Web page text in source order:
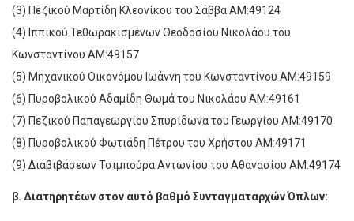
(3) Πεζικού Μαρτίδη Κλεονίκου του Σάββα ΑΜ:49124
(4) Ιππικού Τεθωρακισμένων Θεοδοσίου Νικολάου του
Κωνσταντίνου ΑΜ:49157
(5) Μηχανικού Οικονόμου Ιωάννη του Κωνσταντίνου ΑΜ:49159
(6) Πυροβολικού Αδαμίδη Θωμά του Νικολάου ΑΜ:49161
(7) Πεζικού Παπαγεωργίου Σπυρίδωνα του Γεωργίου ΑΜ:49170
(8) Πυροβολικού Φωτιάδη Πέτρου του Χρήστου ΑΜ:49171
(9) Διαβιβάσεων Τσιμπούρα Αντωνίου του Αθανασίου ΑΜ:49174
β. Διατηρητέων στον αυτό βαθμό Συνταγματαρχών Όπλων: